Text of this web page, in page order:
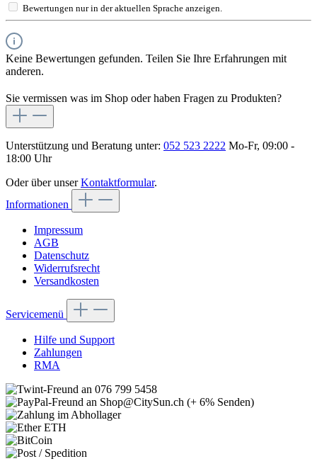
Bewertungen nur in der aktuellen Sprache anzeigen.
Keine Bewertungen gefunden. Teilen Sie Ihre Erfahrungen mit
anderen.
Sie vermissen was im Shop oder haben Fragen zu Produkten?
Unterstützung und Beratung unter: 052 523 2222 Mo-Fr, 09:00 -
18:00 Uhr
Oder über unserKontaktformular.
Informationen
Impressum
AGB
Datenschutz
Widerrufsrecht
Versandkosten
Servicemenü
Hilfe und Support
Zahlungen
RMA